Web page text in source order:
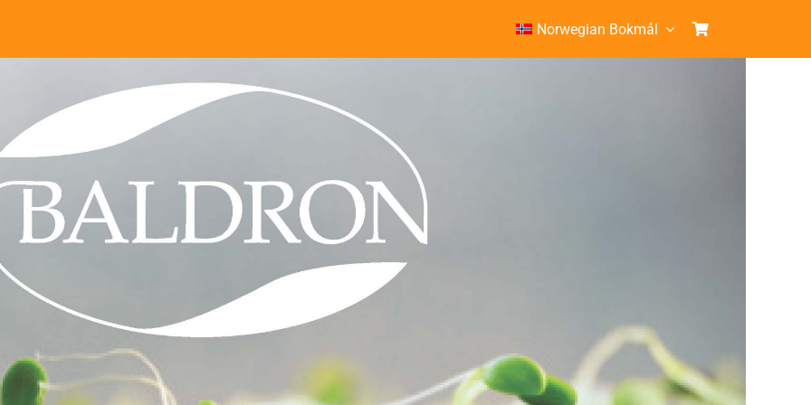
Norwegian Bokmål